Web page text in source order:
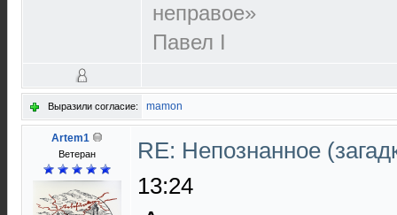
неправое»
Павел I
Выразили согласие: mamon
Artem1
Ветеран
RE: Непознанное
13:24